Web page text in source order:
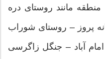
منطقه مانند روستای دره
پروز – روستای شوراب
آباد – جنگل زاگرسی